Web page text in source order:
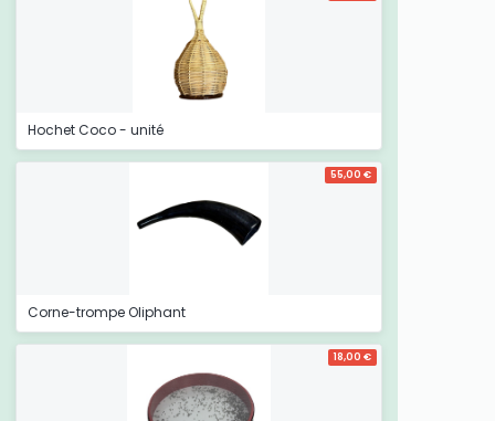
Hochet Coco - unité
55,00 €
Corne-trompe Oliphant
18,00 €